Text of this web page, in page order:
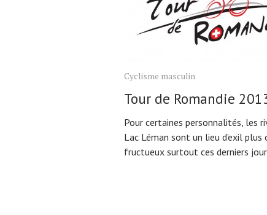
Cyclisme masculin
Tour de Romandie
Pour certaines personnalités, les
Lac Léman sont un lieu d’exil plus
fructueux surtout ces derniers